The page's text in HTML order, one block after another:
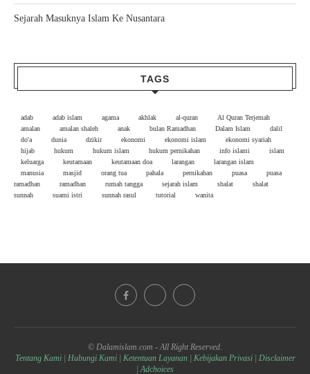
Sejarah Masuknya Islam Ke Nusantara
TAGS
adab adab islam agama akhlak al-quran
Al Quran Terjemah
amalan
amalan shaleh anak bulan Ramadhan Dalam Islam
dalil
do'a
dunia dzikir ekonomi ekonomi islam
ekonomi syariah
hijab
hukum hukum islam hukum pernikahan info islami
islam
keluarga
keutamaan keutamaan doa larangan
larangan islam
manusia
masjid orang tua pahala pernikahan puasa
puasa
ramadhan
ramadhan rumah tangga sejarah islam shalat
shalat
sunnah
suami istri sunnah rasul tutorial wanita
© Dalamislam.com - All Right Reserved.
Tentang Kami
Hubungi Kami| Ketentuan Layanan| Kebijakan Privasi| Disclaimer
|Adchoices